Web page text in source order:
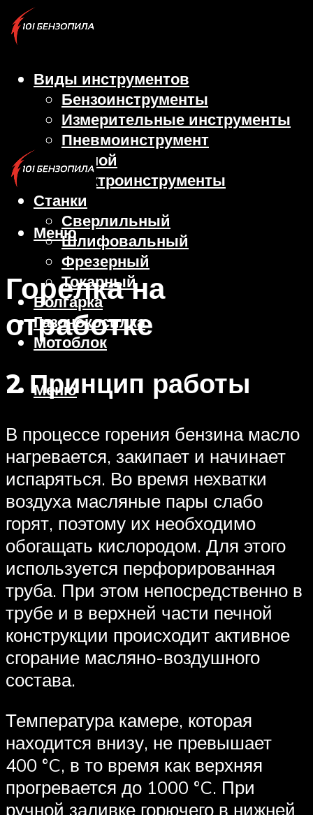
Виды инструментов
Бензоинструменты
Измерительные инструменты
Пневмоинструмент
Ручной
Электроинструменты
Станки
Сверлильный
Шлифовальный
Фрезерный
Токарный
Болгарка
Газонокосилка
Мотоблок
Меню
Меню
Горелка на
отработке
2 Принцип работы
В процессе горения бензина масло
нагревается, закипает и начинает
испаряться. Во время нехватки
воздуха масляные пары слабо
горят, поэтому их необходимо
обогащать кислородом. Для этого
используется перфорированная
труба. При этом непосредственно в
трубе и в верхней части печной
конструкции происходит активное
сгорание масляно-воздушного
состава.
Температура камере, которая
находится внизу, не превышает
400 °C, в то время как верхняя
прогревается до 1000 °C. При
ручной заливке горючего в нижней